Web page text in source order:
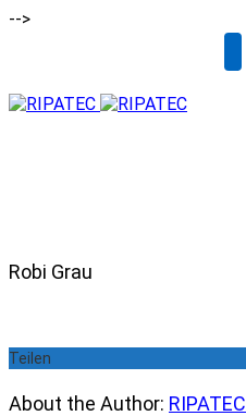
-->
Robi Grau
Teilen
About the Author: RIPATEC